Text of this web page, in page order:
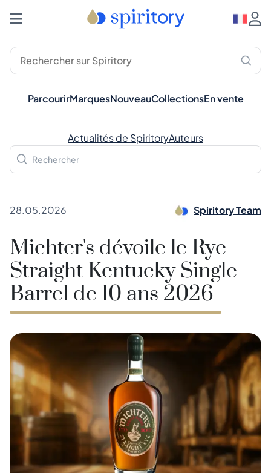
ParcourirMarquesNouveauCollectionsEn vente
Actualités de SpiritoryAuteurs
28.05.2026 Spiritory Team
Michter's dévoile le Rye
Straight Kentucky Single
Barrel de 10 ans 2026